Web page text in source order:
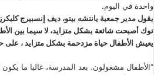
واحدة في اليوم.
يقول مدير جمعية يانتشه بيتو، ديف إنسبيرج
توك أصبحت شائعة بشكل متزايد، لا سيما بين
يعيش الأطفال حياة مزدحمة بشكل متزايد ، على
“الأطفال مشغولون. بعد المدرسة، غالبا ما